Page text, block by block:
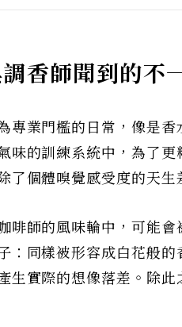
香師聞到的不
專業門檻的日常，像是
味的訓練系統中，為了
了個體嗅覺感受度的天生
啡師的風味輪中，可能
：同樣被形容成白花般
生實際的想像落差。除